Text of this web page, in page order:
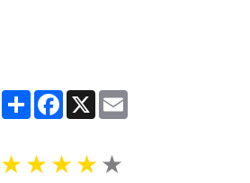
PartagerFacebook
X
★ ★ ★ ★ ★